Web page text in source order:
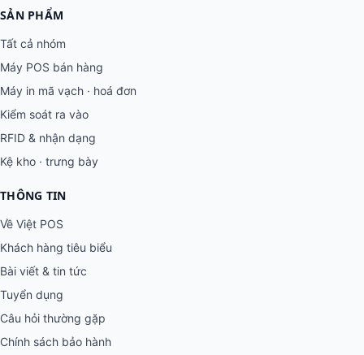
SẢN PHẨM
Tất cả nhóm
Máy POS bán hàng
Máy in mã vạch · hoá đơn
Kiểm soát ra vào
RFID & nhận dạng
Kệ kho · trưng bày
THÔNG TIN
Về Việt POS
Khách hàng tiêu biểu
Bài viết & tin tức
Tuyển dụng
Câu hỏi thường gặp
Chính sách bảo hành